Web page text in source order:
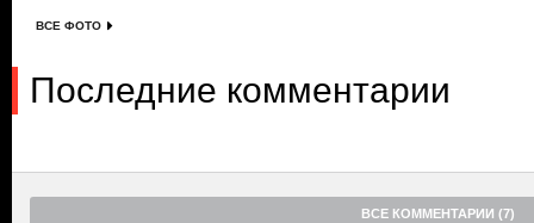
ВСЕ ФОТО
Последние комментарии
ВСЕ КОММЕНТАРИИ (7)